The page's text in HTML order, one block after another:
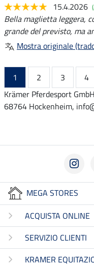
15.4.2026
Bella maglietta leggera,
grande del previsto, ma
Mostra originale
1 2 3
4
Krämer Pferdesport
68764 Hockenheim,
MEGA STORES
ACQUISTA ONLINE
SERVIZIO CLIENTI
KRAMER